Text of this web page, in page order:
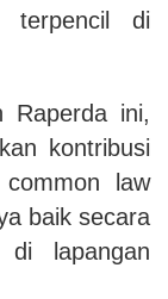
terpencil di
Raperda ini,
kontribusi
law
baik secara
di lapangan